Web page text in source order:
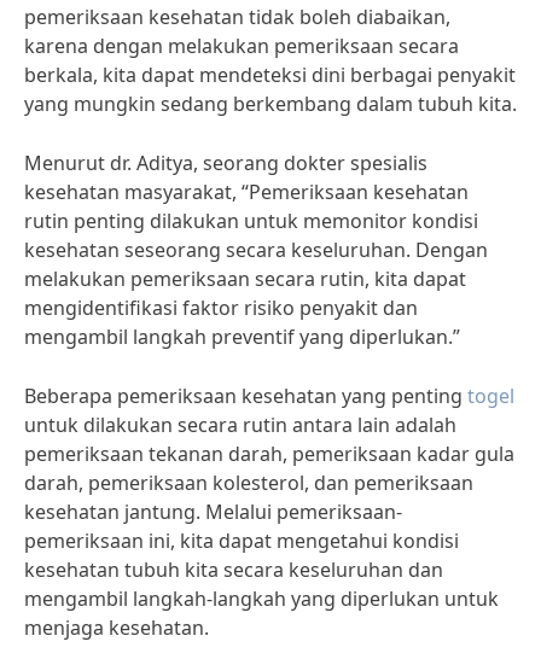
pemeriksaan kesehatan tidak boleh diabaikan,
karena dengan melakukan pemeriksaan secara
berkala, kita dapat mendeteksi dini berbagai penyakit
yang mungkin sedang berkembang dalam tubuh kita.
Menurut dr. Aditya, seorang dokter spesialis
kesehatan masyarakat, “Pemeriksaan kesehatan
rutin penting dilakukan untuk memonitor kondisi
kesehatan seseorang secara keseluruhan. Dengan
melakukan pemeriksaan secara rutin, kita dapat
mengidentifikasi faktor risiko penyakit dan
mengambil langkah preventif yang diperlukan.”
Beberapa pemeriksaan kesehatan yang penting togel
untuk dilakukan secara rutin antara lain adalah
pemeriksaan tekanan darah, pemeriksaan kadar gula
darah, pemeriksaan kolesterol, dan pemeriksaan
kesehatan jantung. Melalui pemeriksaan-
pemeriksaan ini, kita dapat mengetahui kondisi
kesehatan tubuh kita secara keseluruhan dan
mengambil langkah-langkah yang diperlukan untuk
menjaga kesehatan.